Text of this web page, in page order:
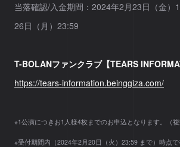
当落確認/入金期間：2024年2月23日（金）
26日（月）23:59
T-BOLANファンクラブ【TEARS
https://tears-information.beinggiza.com/
※1公演につきお1人様4枚までのお申込となります。（複
※受付期間内（2024年2月20日（火）23:59 まで）時点